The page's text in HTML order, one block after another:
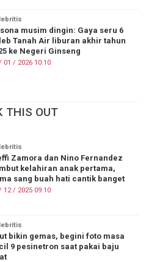
Youniverse All Right Reserved
musim dingin: Gaya seru 6
Tanah Air liburan akhir tahun
ke Negeri Ginseng
01 / 2026 10:10
THIS OUT
Zamora dan Nino Fernandez
kelahiran anak pertama,
sang buah hati cantik banget
12 / 2025 09:10
bikin gemas, begini foto masa
9 pesinetron saat pakai baju